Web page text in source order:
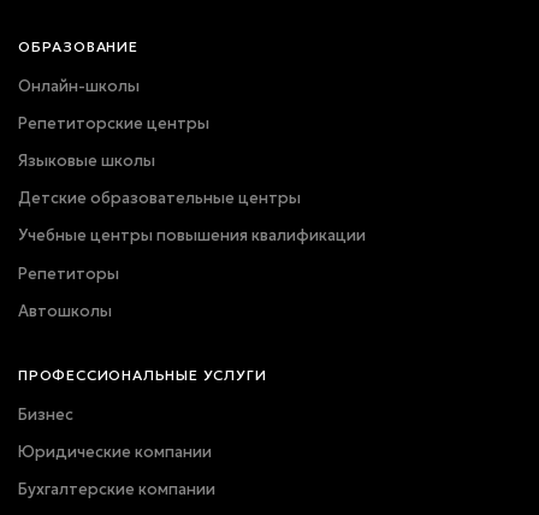
ОБРАЗОВАНИЕ
Онлайн-школы
Репетиторские центры
Языковые школы
Детские образовательные центры
Учебные центры повышения квалификации
Репетиторы
Автошколы
ПРОФЕССИОНАЛЬНЫЕ УСЛУГИ
Бизнес
Юридические компании
Бухгалтерские компании